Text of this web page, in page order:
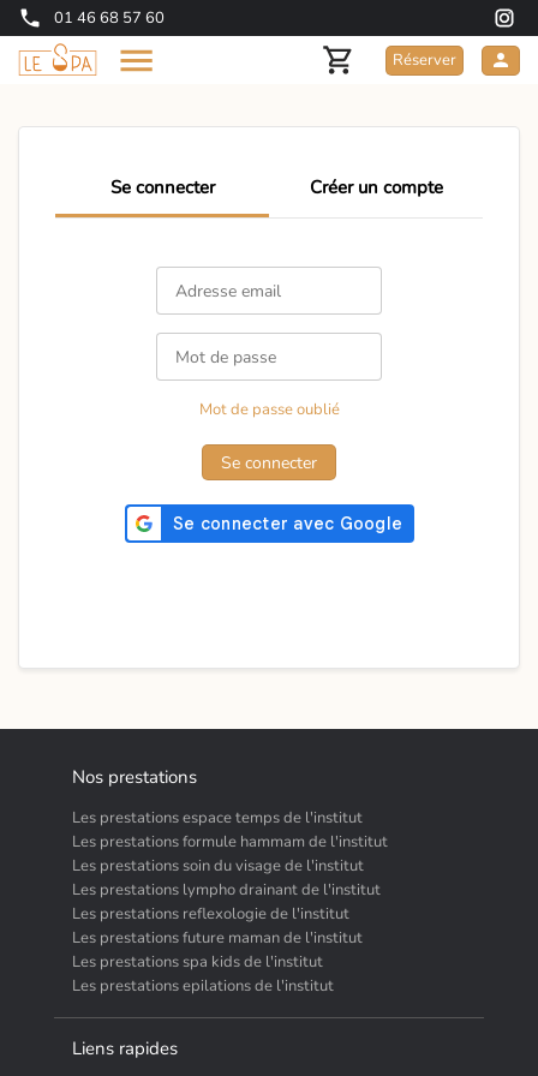
01 46 68 57 60
Réserver
Se connecter Créer un compte
Mot de passe oublié
Nos prestations
Les prestations espace temps de l'institut
Les prestations formule hammam de l'institut
Les prestations soin du visage de l'institut
Les prestations lympho drainant de l'institut
Les prestations reflexologie de l'institut
Les prestations future maman de l'institut
Les prestations spa kids de l'institut
Les prestations epilations de l'institut
Liens rapides